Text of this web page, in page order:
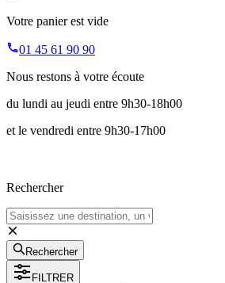
Votre panier est vide
01 45 61 90 90
Nous restons à votre écoute
du lundi au jeudi entre 9h30-18h00
et le vendredi entre 9h30-17h00
Rechercher
Rechercher
FILTRER